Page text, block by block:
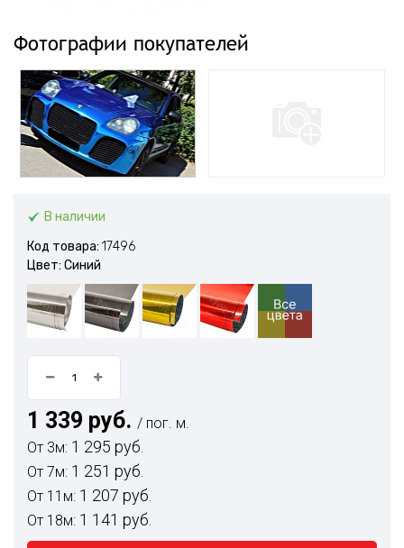
Фотографии покупателей
В наличии
Код товара: 17496
Цвет: Синий
1 339 руб. / пог. м.
От 3м: 1 295 руб.
От 7м: 1 251 руб.
От 11м: 1 207 руб.
От 18м: 1 141 руб.